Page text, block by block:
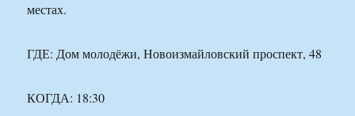
местах.
ГДЕ: Дом молодёжи, Новоизмайловский проспект, 48
КОГДА: 18:30